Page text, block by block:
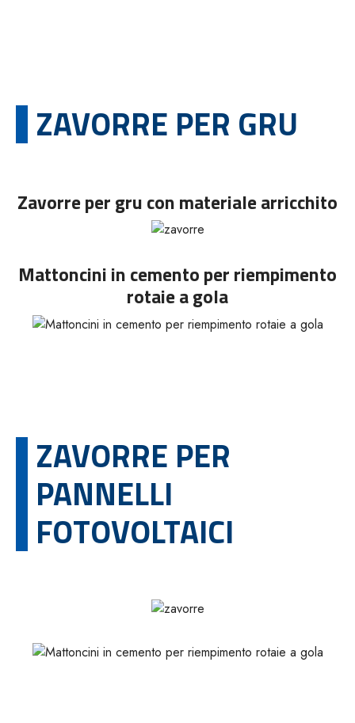
ZAVORRE PER GRU
Zavorre per gru con materiale arricchito
Mattoncini in cemento per riempimento
rotaie a gola
ZAVORRE PER
PANNELLI
FOTOVOLTAICI